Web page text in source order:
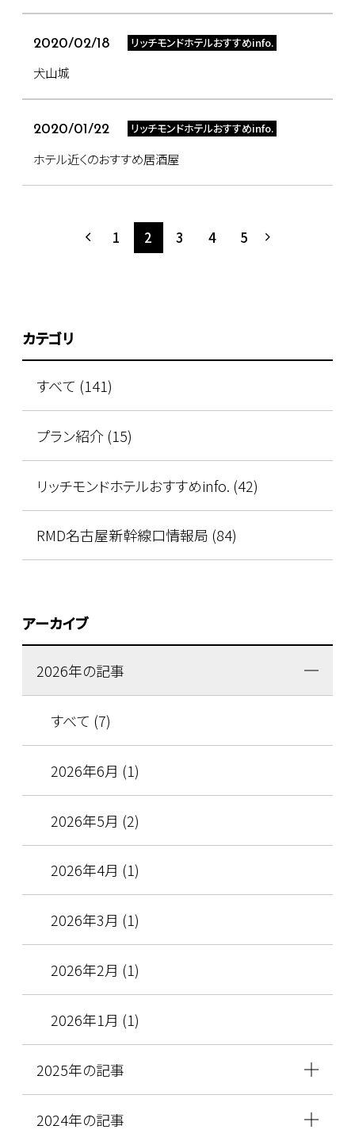
2020/02/18 リッチモンドホテルおすすめinfo.
犬山城
2020/01/22 リッチモンドホテルおすすめinfo.
ホテル近くのおすすめ居酒屋
1 2 3 4 5
カテゴリ
すべて (141)
プラン紹介 (15)
リッチモンドホテルおすすめinfo. (42)
RMD名古屋新幹線口情報局 (84)
アーカイブ
2026年の記事
すべて (7)
2026年6月 (1)
2026年5月 (2)
2026年4月 (1)
2026年3月 (1)
2026年2月 (1)
2026年1月 (1)
2025年の記事
2024年の記事